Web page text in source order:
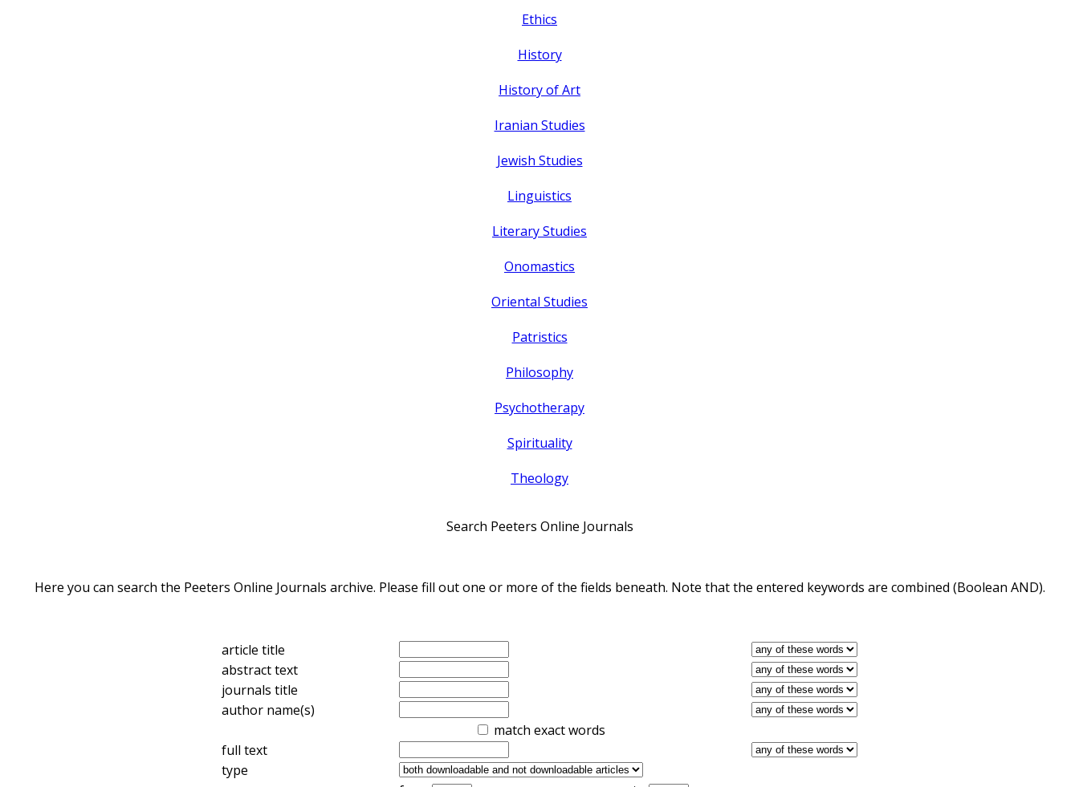
Ethics
History
History of Art
Iranian Studies
Jewish Studies
Linguistics
Literary Studies
Onomastics
Oriental Studies
Patristics
Philosophy
Psychotherapy
Spirituality
Theology
Search Peeters Online Journals
Here you can search the Peeters Online Journals archive. Please fill out one or more of the fields beneath. Note that the entered keywords are combined (Boolean AND).
article title
abstract text
journals title
author name(s)
match exact words
full text
type